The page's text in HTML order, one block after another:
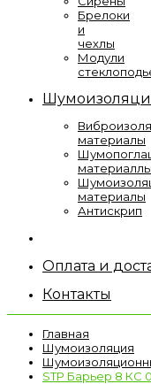
Брелоки
и
чехлы
Модули
материалы
материаллы
материалы
Антискрип
Оплата и
Контакты
Главная
Шумоизоляция
STP Барьер 8 КС